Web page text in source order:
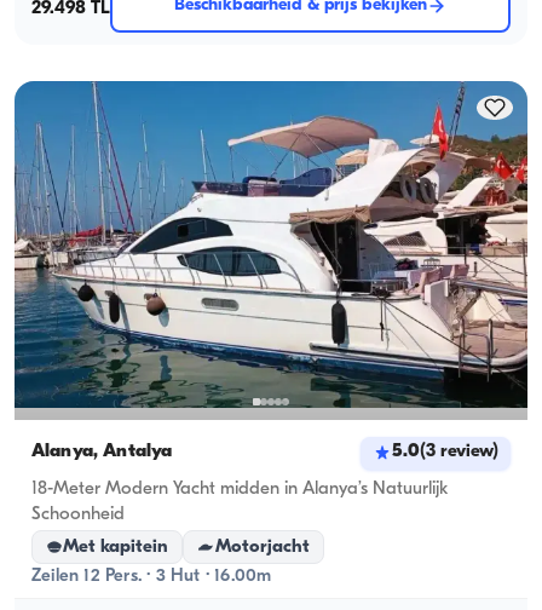
29.498 TL
Beschikbaarheid & prijs bekijken
Alanya, Antalya 5.0(3 review)
18-Meter Modern Yacht midden in Alanya’s Natuurlijk
Schoonheid
Met kapitein
Motorjacht
Zeilen 12 Pers. · 3 Hut · 16.00m